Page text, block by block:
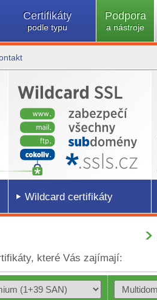
Certifikáty
podle typu
Podpora
a nástroje
Wildcard certifikáty
které Vás zajímají: